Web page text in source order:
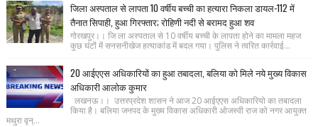
जिला अस्पताल से लापता 10 वर्षीय बच्ची का हत्यारा निकला डायल-112 में
तैनात सिपाही, हुआ गिरफ्तार; रोहिणी नदी से बरामद हुआ शव
गोरखपुर।। जि ला अस्पताल से 10 वर्षीय बच्ची के लापता होने का मामला महज
कुछ घंटों में सनसनीखेज हत्याकांड में बदल गया। पुलिस ने त्वरित कार्रवाई...
20 आईएएस अधिकारियों का हुआ तबादला, बलिया को मिले नये मुख्य विकास
अधिकारी आलोक कुमार
लखनऊ।। उत्तरप्रदेश शासन ने आज 20 आईएएस अधिकारियो का तबादला
किया है। बलिया जनपद के मुख्य विकास अधिकारी ओजस्वी राज को नगर आयुक्त
मथुरा वृन्...